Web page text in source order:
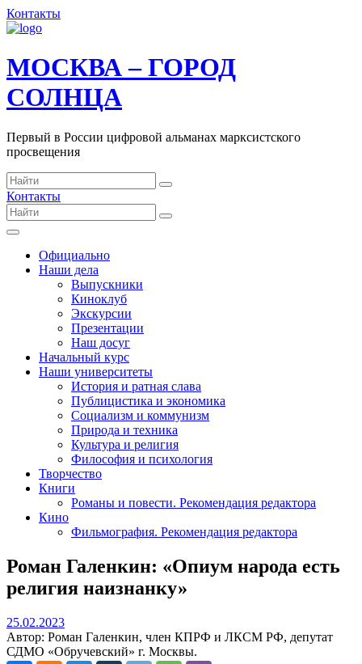
Контакты
МОСКВА – ГОРОД
СОЛНЦА
Первый в России цифровой альманах марксистского
просвещения
Контакты
Официально
Наши дела
Выпускники
Киноклуб
Экскурсии
Презентации
Наш досуг
Начальный курс
Наши университеты
История и ратная слава
Публицистика и экономика
Социализм и коммунизм
Природа и техника
Культура и религия
Философия и психология
Творчество
Книги
Романы и повести. Рекомендация редактора
Кино
Фильмография. Рекомендация редактора
Роман Галенкин: «Опиум народа есть
религия наизнанку»
25.02.202325.02.2023
Автор: Роман Галенкин, член КПРФ и ЛКСМ РФ, депутат
СДМО «Обручевский» г. Москвы.